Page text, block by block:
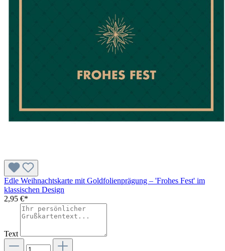
Edle Weihnachtskarte mit Goldfolienprägung – 'Frohes Fest' im
klassischen Design
2,95 €*
Text